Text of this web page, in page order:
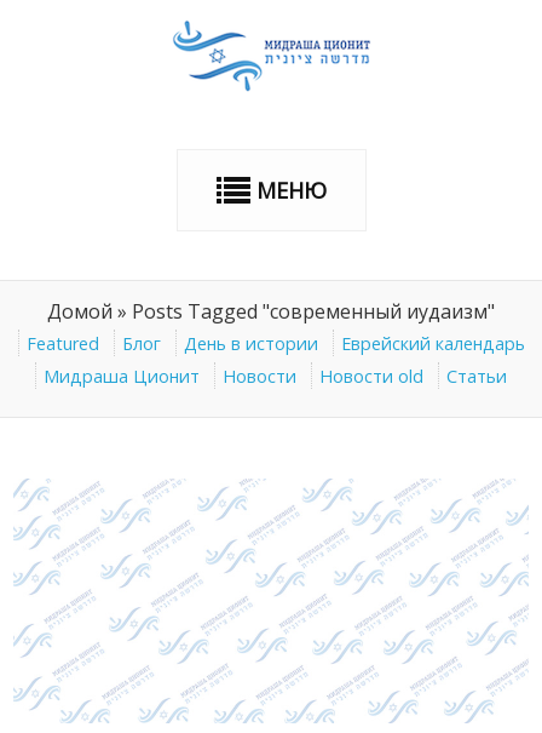
МЕНЮ
Домой » Posts Tagged "современный иудаизм"
Featured Блог День в истории
Еврейский календарь
Мидраша Ционит
Новости Новости old Статьи